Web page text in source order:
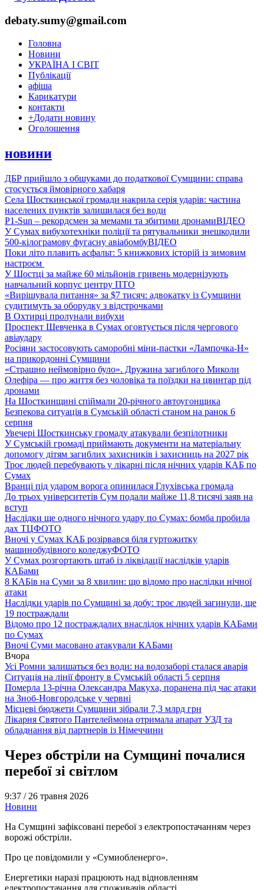
debaty.sumy@gmail.com
Головна
Новини
УКРАЇНА І СВІТ
Публікації
афіша
Карикатури
контакти
+Додати новину
Оголошення
новини
ДБР прийшло з обшуками до податкової Сумщини: справа
стосується ймовірного хабаря
Села Шосткинської громади накрила серія ударів: частина
населених пунктів залишилася без води
P1-Sun – рекордсмен за мемами та збитими дронамиВІДЕО
У Сумах вибухотехніки поліції та рятувальники знешкодили
500-кілограмову фугасну авіабомбуВІДЕО
Поки літо плавить асфальт: 5 книжкових історій із зимовим
настроєм
У Шостці за майже 60 мільйонів гривень модернізують
навчальний корпус центру ПТО
«Вирішувала питання» за $7 тисяч: адвокатку із Сумщини
судитимуть за оборудку з відстрочками
В Охтирці пролунали вибухи
Проспект Шевченка в Сумах оговтується після чергового
авіаудару
Росіяни застосовують саморобні міни-пастки «Лампочка-Н»
на прикордонні Сумщини
«Страшно неймовірно було». Дружина загиблого Миколи
Олефіра — про життя без чоловіка та поїздки на цвинтар під
дронами
На Шосткинщині спіймали 20-річного автоугонщика
Безпекова ситуація в Сумській області станом на ранок 6
серпня
Увечері Шосткинську громаду атакували безпілотники
У Сумській громаді приймають документи на матеріальну
допомогу дітям загиблих захисників і захисниць на 2027 рік
Троє людей перебувають у лікарні після нічних ударів КАБ по
Сумах
Вранці під ударом ворога опинилася Глухівська громада
До трьох університетів Сум подали майже 11,8 тисячі заяв на
вступ
Наслідки ще одного нічного удару по Сумах: бомба пробила
дах ТЦФОТО
Вночі у Сумах КАБ розірвався біля гуртожитку
машинобудівного коледжуФОТО
У Сумах розгортають штаб із ліквідації наслідків ударів
КАБами
8 КАБів на Суми за 8 хвилин: що відомо про наслідки нічної
атаки
Наслідки ударів по Сумщині за добу: троє людей загинули, ще
19 постраждали
Відомо про 12 постраждалих внаслідок нічних ударів КАБами
по Сумах
Вночі Суми масовано атакували КАБами
Вчора
Усі Ромни залишаться без води: на водозаборі сталася аварія
Ситуація на лінії фронту в Сумській області 5 серпня
Померла 13-річна Олександра Макуха, поранена під час атаки
на Зноб-Новгородське у червні
Місцеві бюджети Сумщини зібрали 7,3 млрд грн
Лікарня Святого Пантелеймона отримала апарат УЗД та
обладнання від партнерів із Німеччини
Через обстріли на Сумщині почалися
перебої зі світлом
9:37 / 26 травня 2026
Новини
На Сумщині зафіксовані перебої з електропостачанням через
ворожі обстріли.
Про це повідомили у «Сумиобленерго».
Енергетики наразі працюють над відновленням
електропостачання для споживачів області.